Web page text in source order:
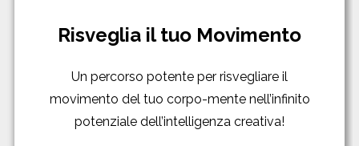
Risveglia il tuo Movimento
Un percorso potente per risvegliare il
movimento del tuo corpo-mente nell’infinito
potenziale dell’intelligenza creativa!